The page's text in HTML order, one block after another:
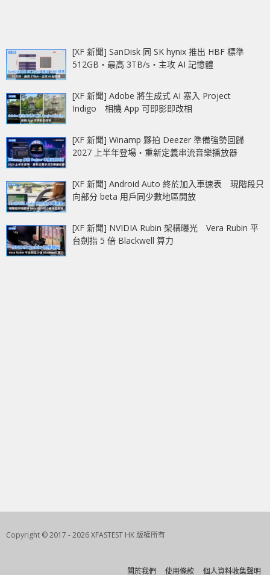
[XF 新聞] SanDisk 同 SK hynix 推出 HBF 標準
512GB‧最高 3TB/s‧主攻 AI 記憶體
[XF 新聞] Adobe 將生成式 AI 塞入 Project
Indigo 相機 App 可即影即改相
[XF 新聞] Winamp 夥拍 Deezer 準備強勢回歸
2027 上半年登場‧重新定義串流音樂播放器
[XF 新聞] Android Auto 終於加入車速表 現階段只
向部分 beta 用戶同少數地區開放
[XF 新聞] NVIDIA Rubin 架構曝光 Vera Rubin 平
台劍指 5 倍 Blackwell 算力
Copyright © 2017 - 2026 XFASTEST HK 版權所有
關於我們 使用條款 個人資料收集聲明